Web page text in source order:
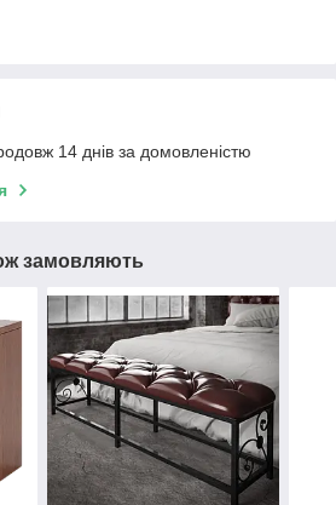
14 днів за домовленістю
замовляють